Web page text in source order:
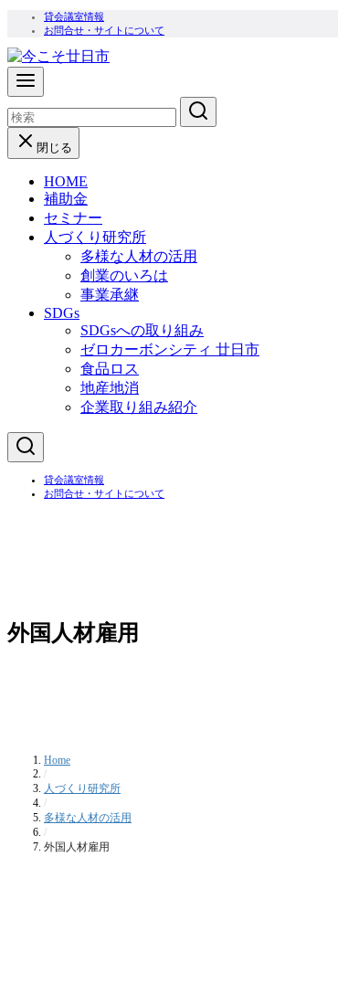
テ
ン
ツ
へ
移
動
貸会議室情報
お問合せ・サイトについて
閉じる
HOME
補助金
セミナー
人づくり研究所
多様な人材の活用
創業のいろは
事業承継
SDGs
SDGsへの取り組み
ゼロカーボンシティ 廿日市
食品ロス
地産地消
企業取り組み紹介
貸会議室情報
お問合せ・サイトについて
外国人材雇用
Home
/
人づくり研究所
/
多様な人材の活用
/
外国人材雇用